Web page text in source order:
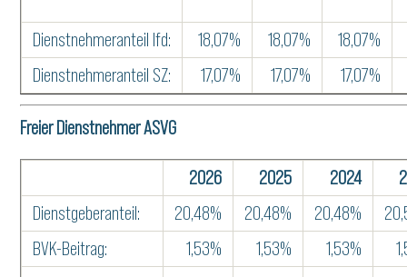
Dienstnehmeranteil lfd: 18,07% 18,07%
18,07%
Dienstnehmeranteil SZ:
17,07% 17,07% 17,07%
Freier Dienstnehmer ASVG
2026 2025 2024
Dienstgeberanteil:
20,48% 20,48% 20,48%
BVK-Beitrag:
1,53% 1,53% 1,53%